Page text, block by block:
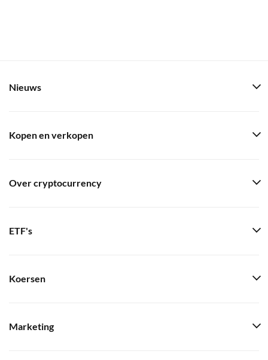
Nieuws
Kopen en verkopen
Over cryptocurrency
ETF's
Koersen
Marketing